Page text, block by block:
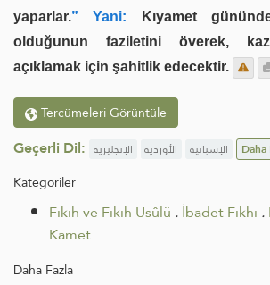
yaparlar.” Yani: Kıyamet
olduğunun faziletini överek,
açıklamak için şahitlik edecektir.
Tercümeleri Görüntüle
Geçerli Dil: الإنجليزية الأوردية الإسبانية Daha
Kategoriler
Fıkıh ve Fıkıh Usûlü .İbadet Fıkhı .
Kamet
Daha Fazla